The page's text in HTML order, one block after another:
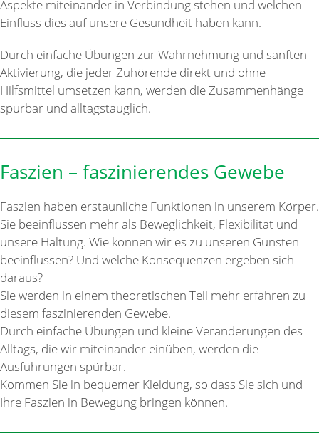
Aspekte miteinander in Verbindung stehen und welchen
Einfluss dies auf unsere Gesundheit haben kann.
Durch einfache Übungen zur Wahrnehmung und sanften
Aktivierung, die jeder Zuhörende direkt und ohne
Hilfsmittel umsetzen kann, werden die Zusammenhänge
spürbar und alltagstauglich.
Faszien – faszinierendes Gewebe
Faszien haben erstaunliche Funktionen in unserem Körper.
Sie beeinflussen mehr als Beweglichkeit, Flexibilität und
unsere Haltung. Wie können wir es zu unseren Gunsten
beeinflussen? Und welche Konsequenzen ergeben sich
daraus?
Sie werden in einem theoretischen Teil mehr erfahren zu
diesem faszinierenden Gewebe.
Durch einfache Übungen und kleine Veränderungen des
Alltags, die wir miteinander einüben, werden die
Ausführungen spürbar.
Kommen Sie in bequemer Kleidung, so dass Sie sich und
Ihre Faszien in Bewegung bringen können.